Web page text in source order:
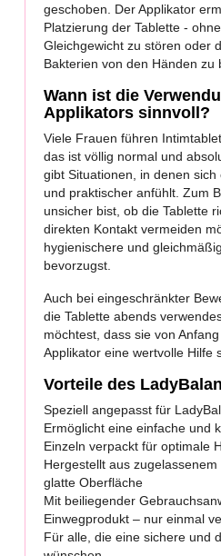
geschoben. Der Applikator
Platzierung der Tablette -
Gleichgewicht zu stören oder
Bakterien von den Händen zu
Wann ist die
Applikators sinnvoll?
Viele Frauen führen
das ist völlig normal und
gibt Situationen, in denen
und praktischer anfühlt. Zum
unsicher bist, ob die Tablette
direkten Kontakt vermeiden
hygienischere und
bevorzugst.
Auch bei eingeschränkter
die Tablette abends
möchtest, dass sie von
Applikator eine wertvolle Hilfe
Vorteile des
Speziell angepasst für
Ermöglicht eine einfache und
Einzeln verpackt für optimale
Hergestellt aus zugelassenem
glatte Oberfläche
Mit beiliegender
Einwegprodukt – nur einmal
Für alle, die eine sichere und